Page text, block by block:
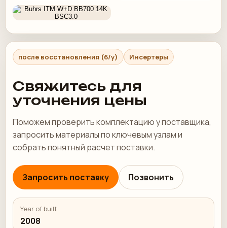
после восстановления (б/у) Инсертеры
Свяжитесь для
уточнения цены
Поможем проверить комплектацию у поставщика,
запросить материалы по ключевым узлам и
собрать понятный расчет поставки.
Запросить поставку Позвонить
Year of built
2008